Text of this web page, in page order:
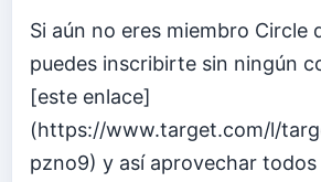
Si aún no eres miembro Circle
puedes inscribirte sin ningún
[este enlace]
(https://www.target.com/l/
pzno9) y así aprovechar